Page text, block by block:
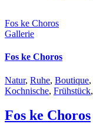
Fos ke Choros
Gallerie
Fos ke Choros
Natur, Ruhe, Boutique,
Kochnische, Frühstück,
Fos ke Choros